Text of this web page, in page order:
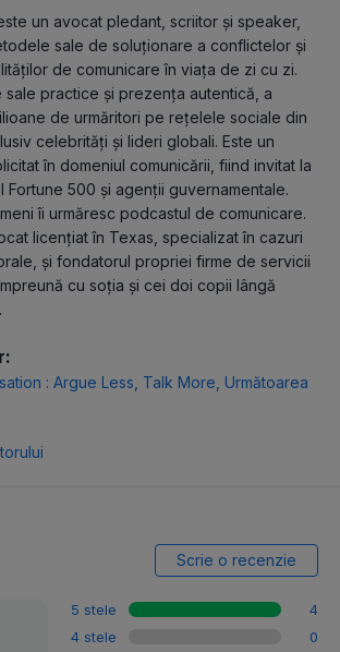
un avocat pledant, scriitor și speaker,
sale de soluționare a conflictelor și
de comunicare în viața de zi cu zi.
sale practice și prezența autentică, a
de urmăritori pe rețelele sociale din
celebrități și lideri globali. Este un
în domeniul comunicării, fiind invitat la
Fortune 500 și agenții guvernamentale.
îi urmăresc podcastul de comunicare.
licențiat în Texas, specializat în cazuri
și fondatorul propriei firme de servicii
cu soția și cei doi copii lângă
: Argue Less, Talk More Următoarea
Scrie o recenzie
5 stele
4
4 stele
0